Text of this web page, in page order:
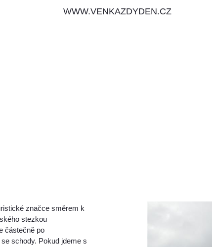
WWW.VENKAZDYDEN.CZ
značce směrem k
stezkou
částečně po
schody. Pokud jdeme s